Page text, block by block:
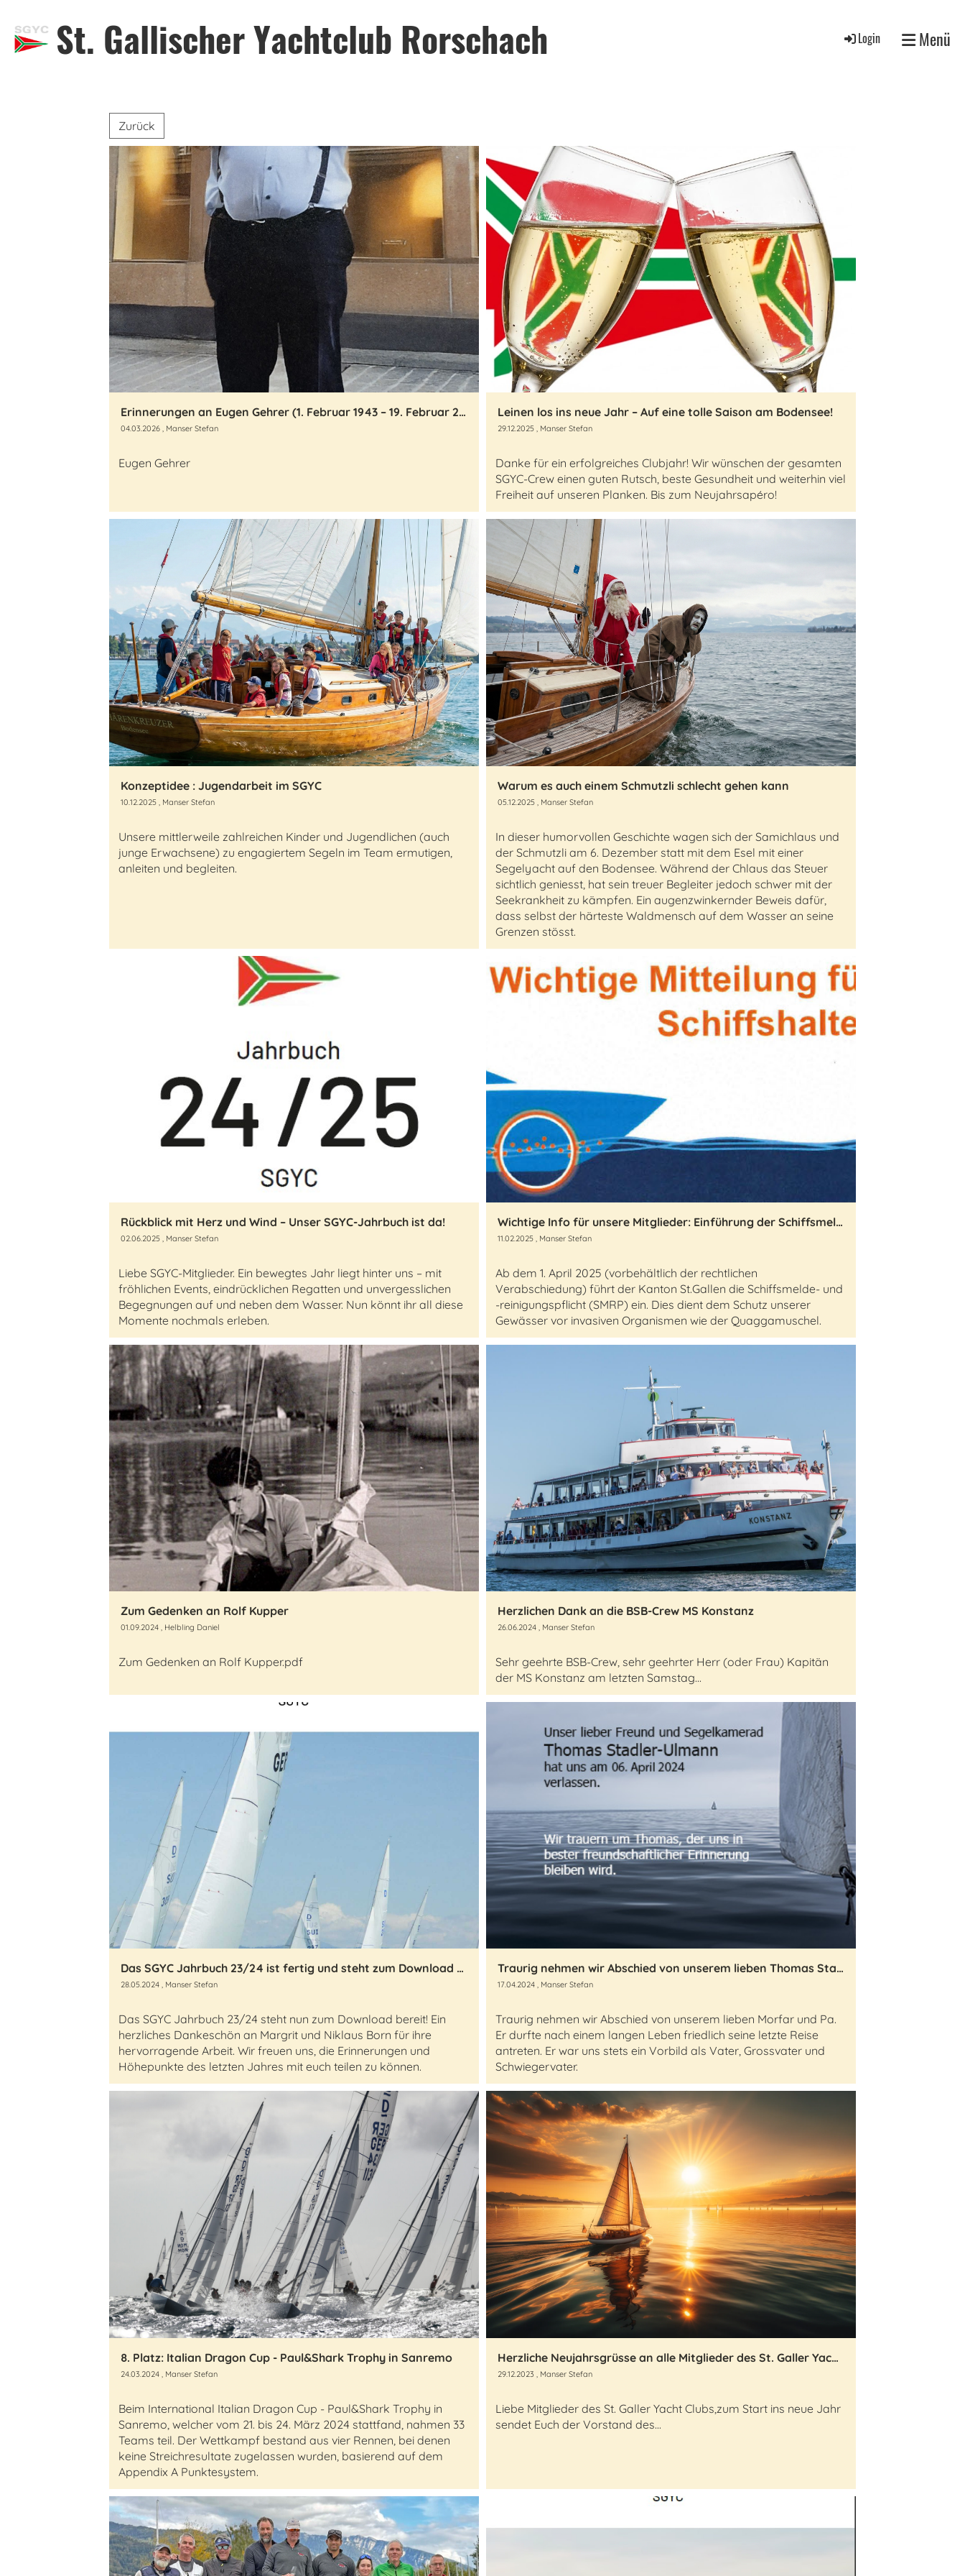
St. Gallischer Yachtclub Rorschach Login Menü
Zurück
Erinnerungen an Eugen Gehrer (1. Februar 1943 – 19. Februar 2026)
04.03.2026 , Manser Stefan
Eugen Gehrer
Leinen los ins neue Jahr – Auf eine tolle Saison am Bodensee!
29.12.2025, Manser Stefan
Danke für ein erfolgreiches Clubjahr! Wir wünschen der gesamten
SGYC-Crew einen guten Rutsch, beste Gesundheit und weiterhin viel
Freiheit auf unseren Planken. Bis zum Neujahrsapéro!
Konzeptidee : Jugendarbeit im SGYC
10.12.2025 , Manser Stefan
Unsere mittlerweile zahlreichen Kinder und Jugendlichen (auch
junge Erwachsene) zu engagiertem Segeln im Team ermutigen,
anleiten und begleiten.
Warum es auch einem Schmutzli schlecht gehen kann
05.12.2025, Manser Stefan
In dieser humorvollen Geschichte wagen sich der Samichlaus und
der Schmutzli am 6. Dezember statt mit dem Esel mit einer
Segelyacht auf den Bodensee. Während der Chlaus das Steuer
sichtlich geniesst, hat sein treuer Begleiter jedoch schwer mit der
Seekrankheit zu kämpfen. Ein augenzwinkernder Beweis dafür,
dass selbst der härteste Waldmensch auf dem Wasser an seine
Grenzen stösst.
Rückblick mit Herz und Wind – Unser SGYC-Jahrbuch ist da!
02.06.2025 , Manser Stefan
Liebe SGYC-Mitglieder. Ein bewegtes Jahr liegt hinter uns – mit
fröhlichen Events, eindrücklichen Regatten und unvergesslichen
Begegnungen auf und neben dem Wasser. Nun könnt ihr all diese
Momente nochmals erleben.
Wichtige Info für unsere Mitglieder: Einführung der Schiffsmelde- und -reinigungspflicht im Kanton St.Gallen ab Frühling 2025
11.02.2025, Manser Stefan
Ab dem 1. April 2025 (vorbehältlich der rechtlichen
Verabschiedung) führt der Kanton St.Gallen die Schiffsmelde- und
-reinigungspflicht (SMRP) ein. Dies dient dem Schutz unserer
Gewässer vor invasiven Organismen wie der Quaggamuschel.
Zum Gedenken an Rolf Kupper
01.09.2024 , Helbling Daniel
Zum Gedenken an Rolf Kupper.pdf
Herzlichen Dank an die BSB-Crew MS Konstanz
26.06.2024, Manser Stefan
Sehr geehrte BSB-Crew, sehr geehrter Herr (oder Frau) Kapitän
der MS Konstanz am letzten Samstag...
Das SGYC Jahrbuch 23/24 ist fertig und steht zum Download bereit
28.05.2024 , Manser Stefan
Das SGYC Jahrbuch 23/24 steht nun zum Download bereit! Ein
herzliches Dankeschön an Margrit und Niklaus Born für ihre
hervorragende Arbeit. Wir freuen uns, die Erinnerungen und
Höhepunkte des letzten Jahres mit euch teilen zu können.
Traurig nehmen wir Abschied von unserem lieben Thomas Stadler-Ulmann
17.04.2024, Manser Stefan
Traurig nehmen wir Abschied von unserem lieben Morfar und Pa.
Er durfte nach einem langen Leben friedlich seine letzte Reise
antreten. Er war uns stets ein Vorbild als Vater, Grossvater und
Schwiegervater.
8. Platz: Italian Dragon Cup - Paul&Shark Trophy in Sanremo
24.03.2024 , Manser Stefan
Beim International Italian Dragon Cup - Paul&Shark Trophy in
Sanremo, welcher vom 21. bis 24. März 2024 stattfand, nahmen 33
Teams teil. Der Wettkampf bestand aus vier Rennen, bei denen
keine Streichresultate zugelassen wurden, basierend auf dem
Appendix A Punktesystem.
Herzliche Neujahrsgrüsse an alle Mitglieder des St. Galler Yacht Clubs
29.12.2023 , Manser Stefan
Liebe Mitglieder des St. Galler Yacht Clubs,zum Start ins neue Jahr
sendet Euch der Vorstand des...